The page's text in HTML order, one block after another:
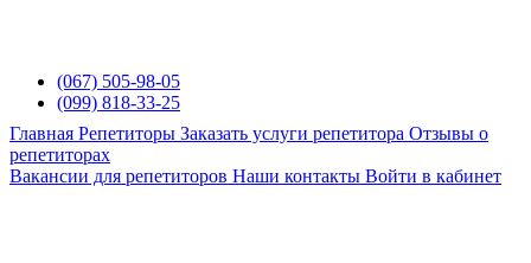
(067) 505-98-05
(099) 818-33-25
Главная Репетиторы Заказать услуги репетитора Отзывы о
репетиторах
Вакансии для репетиторов Наши контакты Войти в кабинет